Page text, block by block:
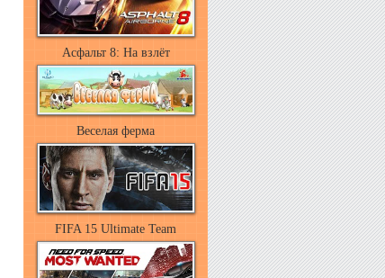
Асфальт 8: На взлёт
Веселая ферма
FIFA 15 Ultimate Team